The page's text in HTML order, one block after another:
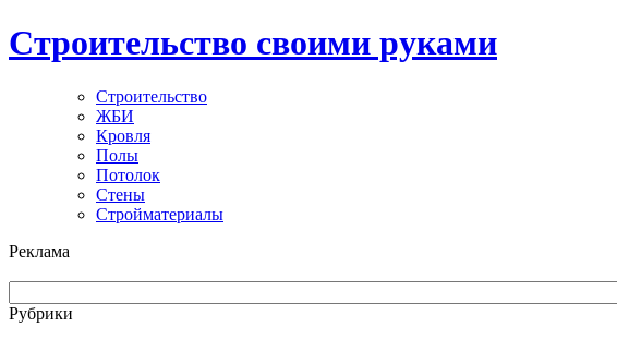
Строительство своими руками
Строительство
ЖБИ
Кровля
Полы
Потолок
Стены
Стройматериалы
Реклама
Рубрики